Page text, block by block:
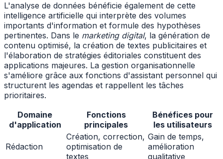
L'analyse de données bénéficie également de cette
intelligence artificielle qui interprète des volumes
importants d'information et formule des hypothèses
pertinentes. Dans le marketing digital, la génération de
contenu optimisé, la création de textes publicitaires et
l'élaboration de stratégies éditoriales constituent des
applications majeures. La gestion organisationnelle
s'améliore grâce aux fonctions d'assistant personnel qui
structurent les agendas et rappellent les tâches
prioritaires.
Domaine
d'application
Fonctions
principales
Bénéfices pour
les utilisateurs
Rédaction
Création, correction,
optimisation de
textes
Gain de temps,
amélioration
qualitative